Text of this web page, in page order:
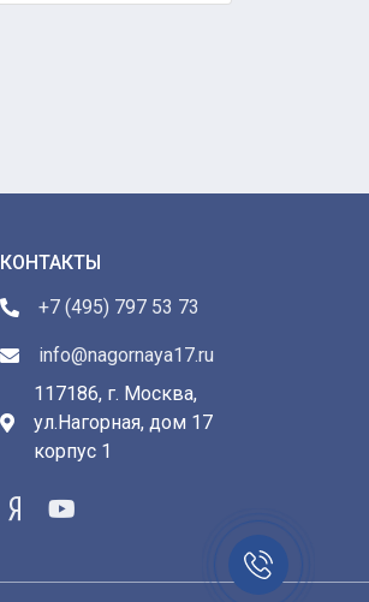
КОНТАКТЫ
+7 (495) 797 53 73
info@nagornaya17.ru
117186, г. Москва,
ул.Нагорная, дом 17
корпус 1
Заказать
звонок